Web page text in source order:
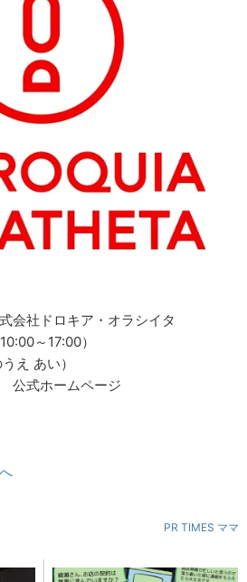
会社ドロキア・オラシイタ
～17:00）
え あい）
公式ホームページ
PR TIMES ママ